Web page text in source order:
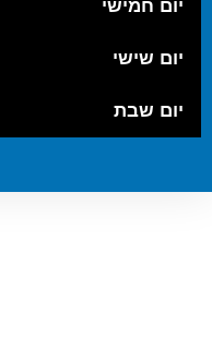
יום חמישי
יום שישי
יום שבת